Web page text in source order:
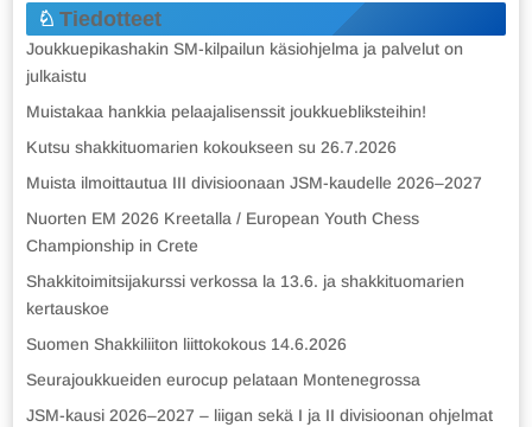
Tiedotteet
Joukkuepikashakin SM-kilpailun käsiohjelma ja palvelut on
julkaistu
Muistakaa hankkia pelaajalisenssit joukkuebliksteihin!
Kutsu shakkituomarien kokoukseen su 26.7.2026
Muista ilmoittautua III divisioonaan JSM-kaudelle 2026–2027
Nuorten EM 2026 Kreetalla / European Youth Chess
Championship in Crete
Shakkitoimitsijakurssi verkossa la 13.6. ja shakkituomarien
kertauskoe
Suomen Shakkiliiton liittokokous 14.6.2026
Seurajoukkueiden eurocup pelataan Montenegrossa
JSM-kausi 2026–2027 – liigan sekä I ja II divisioonan ohjelmat